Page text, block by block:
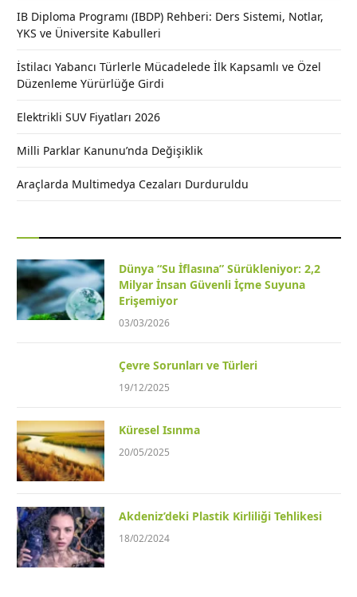
IB Diploma Programı (IBDP) Rehberi: Ders Sistemi, Notlar,
YKS ve Üniversite Kabulleri
İstilacı Yabancı Türlerle Mücadelede İlk Kapsamlı ve Özel
Düzenleme Yürürlüğe Girdi
Elektrikli SUV Fiyatları 2026
Milli Parklar Kanunu’nda Değişiklik
Araçlarda Multimedya Cezaları Durduruldu
Dünya “Su İflasına” Sürükleniyor: 2,2
Milyar İnsan Güvenli İçme Suyuna
Erişemiyor
03/03/2026
Çevre Sorunları ve Türleri
19/12/2025
Küresel Isınma
20/05/2025
Akdeniz’deki Plastik Kirliliği Tehlikesi
18/02/2024